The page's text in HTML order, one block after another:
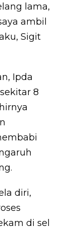
lama,
ambil
Sigit
Ipda
8
diri,
di sel